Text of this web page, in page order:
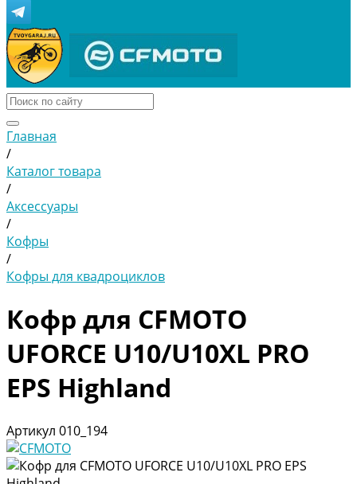
Главная
/
Каталог товара
/
Аксессуары
/
Кофры
/
Кофры для квадроциклов
Кофр для CFMOTO
UFORCE U10/U10XL PRO
EPS Highland
Артикул 010_194